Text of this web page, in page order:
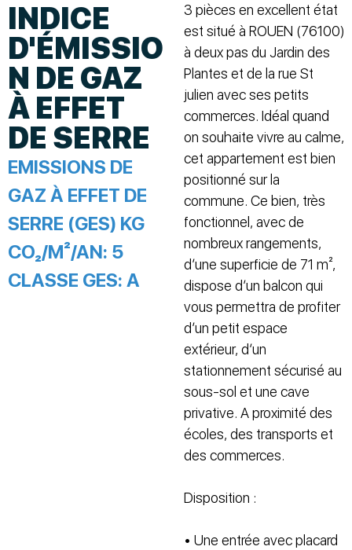
INDICE
D'ÉMISSIO
N DE GAZ
À EFFET
DE SERRE
EMISSIONS DE
GAZ À EFFET DE
SERRE (GES) KG
CO₂/M²/AN: 5
CLASSE GES: A
3 pièces en excellent état
est situé à ROUEN (76100)
à deux pas du Jardin des
Plantes et de la rue St
julien avec ses petits
commerces. Idéal quand
on souhaite vivre au calme,
cet appartement est bien
positionné sur la
commune. Ce bien, très
fonctionnel, avec de
nombreux rangements,
d’une superficie de 71 m²,
dispose d’un balcon qui
vous permettra de profiter
d’un petit espace
extérieur, d’un
stationnement sécurisé au
sous-sol et une cave
privative. A proximité des
écoles, des transports et
des commerces.
Disposition :
• Une entrée avec placard